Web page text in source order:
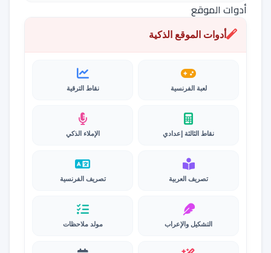
أدوات الموقع
أدوات الموقع الذكية
لعبة الفرنسية نقاط الترقية
نقاط الثالثة إعدادي الإملاء الذكي
تصريف العربية تصريف الفرنسية
التشكيل والإعراب مولد ملاحظات